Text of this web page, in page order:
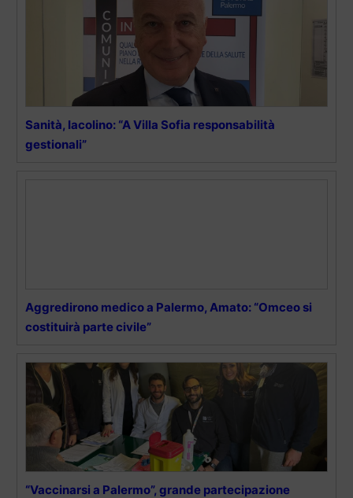
Sanità, Iacolino: “A Villa Sofia responsabilità
gestionali”
Aggredirono medico a Palermo, Amato: “Omceo si
costituirà parte civile”
“Vaccinarsi a Palermo”, grande partecipazione